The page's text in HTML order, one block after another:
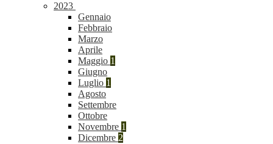
2023
Gennaio
Febbraio
Marzo
Aprile
Maggio 1
Giugno
Luglio 1
Agosto
Settembre
Ottobre
Novembre 1
Dicembre 2